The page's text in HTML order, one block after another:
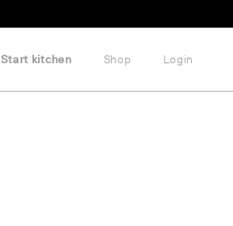
Start kitchen Shop Login